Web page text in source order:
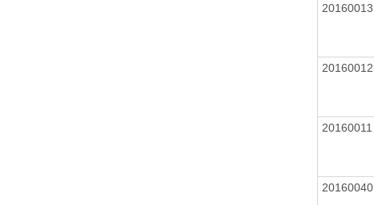
20160013
20160012
20160011
20160040